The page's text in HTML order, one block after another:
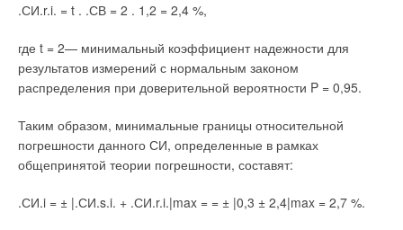
.СИ.r.i. = t . .СВ = 2 . 1,2 = 2,4 %,
где t = 2— минимальный коэффициент надежности для
результатов измерений с нормальным законом
распределения при доверительной вероятности P = 0,95.
Таким образом, минимальные границы относительной
погрешности данного СИ, определенные в рамках
общепринятой теории погрешности, составят:
.СИ.i = ± |.СИ.s.i. + .СИ.r.i.|max = = ± |0,3 ± 2,4|max = 2,7 %.